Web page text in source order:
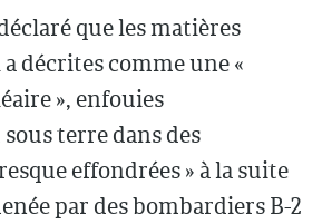
que les matières
décrites comme une «
», enfouies
terre dans des
effondrées » à la suite
par des bombardiers B-2